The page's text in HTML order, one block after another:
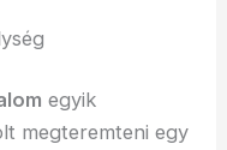
egyik
megteremteni egy